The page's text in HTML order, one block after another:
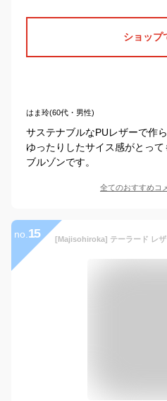
ショップ
はま玲(60代・男性)
サステナブルなPUレザーで作
ゆったりしたサイス感がとっ
ブルゾンです。
全てのおすすめコ
no. 15